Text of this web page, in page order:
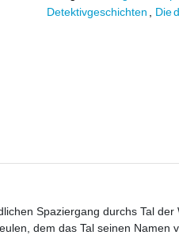
Detektivgeschichten
Die
Spaziergang durchs Tal
dem das Tal seinen Namen